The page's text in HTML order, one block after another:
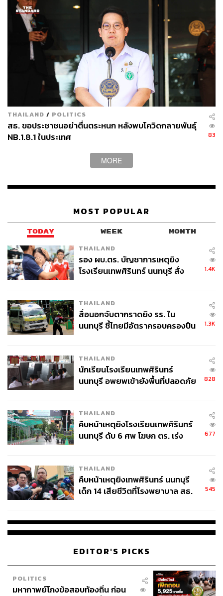
THAILAND / POLITICS
สธ. ขอประชาชนอย่าตื่นตระหนก หลังพบโควิดกลายพันธุ์
NB.1.8.1 ในประเทศ
83
MORE
MOST POPULAR
TODAY WEEK MONTH
THAILAND
รอง ผบ.ตร. บัญชาการเหตุยิง
โรงเรียนเทพศิรินทร์ นนทบุรี สั่ง
1.4K
THAILAND
สื่อนอกจับตากราดยิง รร. ใน
นนทบุรี ชี้ไทยมีอัตราครอบครองปืน
1.3K
THAILAND
นักเรียนโรงเรียนเทพศิรินทร์
นนทบุรี อพยพเข้ายังพื้นที่ปลอดภัย
828
THAILAND
คืบหน้าเหตุยิงโรงเรียนเทพศิรินทร์
นนทบุรี ดับ 6 ศพ โฆษก ตร. เร่ง
677
THAILAND
คืบหน้าเหตุยิงเทพศิรินทร์ นนทบุรี
เด็ก 14 เสียชีวิตที่โรงพยาบาล สธ.
545
EDITOR'S PICKS
POLITICS
มหากาพย์โกงข้อสอบท้องถิ่น ก่อน